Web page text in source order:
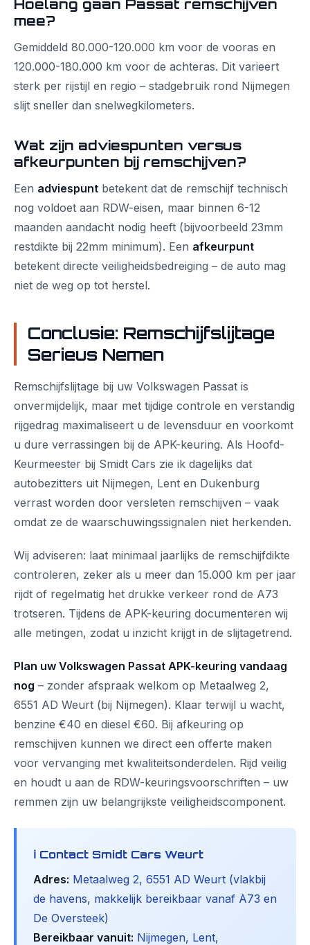
Hoelang gaan Passat remschijven
mee?
Gemiddeld 80.000-120.000 km voor de vooras en
120.000-180.000 km voor de achteras. Dit varieert
sterk per rijstijl en regio – stadgebruik rond Nijmegen
slijt sneller dan snelwegkilometers.
Wat zijn adviespunten versus
afkeurpunten bij remschijven?
Een adviespunt betekent dat de remschijf technisch
nog voldoet aan RDW-eisen, maar binnen 6-12
maanden aandacht nodig heeft (bijvoorbeeld 23mm
restdikte bij 22mm minimum). Een afkeurpunt
betekent directe veiligheidsbedreiging – de auto mag
niet de weg op tot herstel.
Conclusie: Remschijfslijtage
Serieus Nemen
Remschijfslijtage bij uw Volkswagen Passat is
onvermijdelijk, maar met tijdige controle en verstandig
rijgedrag maximaliseert u de levensduur en voorkomt
u dure verrassingen bij de APK-keuring. Als Hoofd-
Keurmeester bij Smidt Cars zie ik dagelijks dat
autobezitters uit Nijmegen, Lent en Dukenburg
verrast worden door versleten remschijven – vaak
omdat ze de waarschuwingssignalen niet herkenden.
Wij adviseren: laat minimaal jaarlijks de remschijfdikte
controleren, zeker als u meer dan 15.000 km per jaar
rijdt of regelmatig het drukke verkeer rond de A73
trotseren. Tijdens de APK-keuring documenteren wij
alle metingen, zodat u inzicht krijgt in de slijtagetrend.
Plan uw Volkswagen Passat APK-keuring vandaag
nog – zonder afspraak welkom op Metaalweg 2,
6551 AD Weurt (bij Nijmegen). Klaar terwijl u wacht,
benzine €40 en diesel €60. Bij afkeuring op
remschijven kunnen we direct een offerte maken
voor vervanging met kwaliteitsonderdelen. Rijd veilig
en houdt u aan de RDW-keuringsvoorschriften – uw
remmen zijn uw belangrijkste veiligheidscomponent.
ℹ️ Contact Smidt Cars Weurt
Adres: Metaalweg 2, 6551 AD Weurt (vlakbij
de havens, makkelijk bereikbaar vanaf A73 en
De Oversteek)
Bereikbaar vanuit: Nijmegen, Lent,